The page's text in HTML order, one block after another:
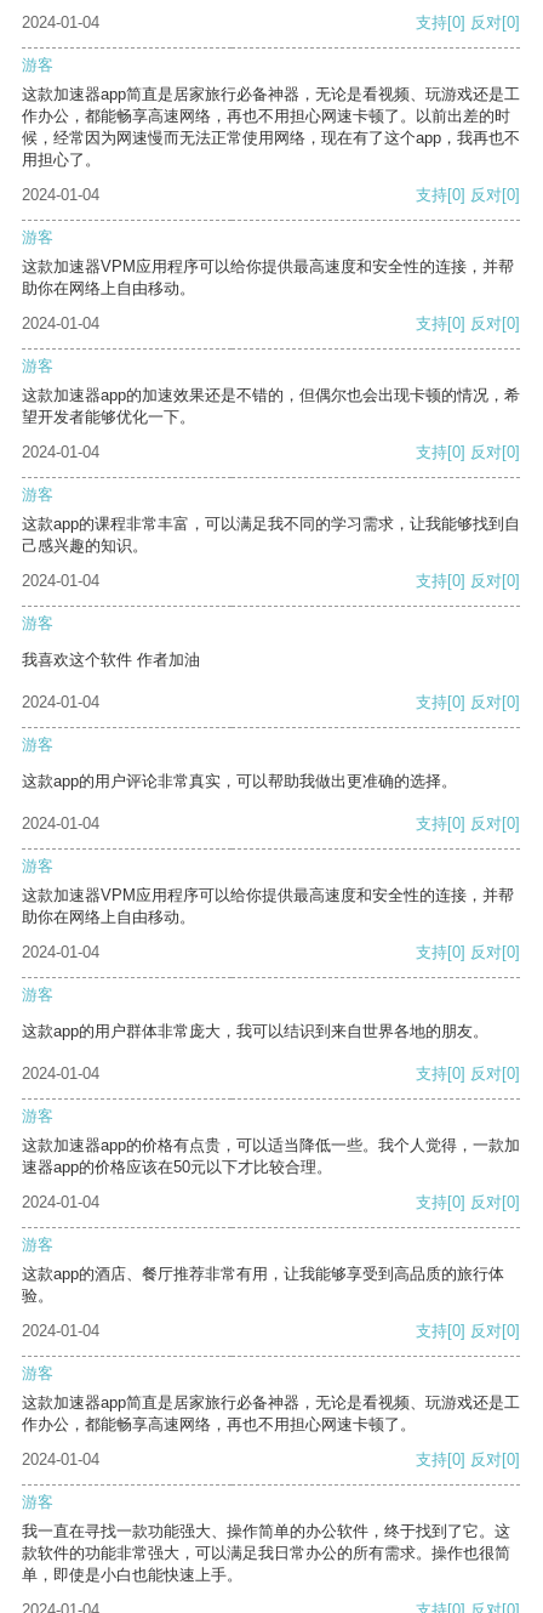
2024-01-04 支持[0] 反对[0]
游客
这款加速器app简直是居家旅行必备神器，无论是看视频、玩游戏还是工
作办公，都能畅享高速网络，再也不用担心网速卡顿了。以前出差的时
候，经常因为网速慢而无法正常使用网络，现在有了这个app，我再也不
用担心了。
2024-01-04
支持[0] 反对[0]
游客
这款加速器VPM应用程序可以给你提供最高速度和安全性的连接，并帮
助你在网络上自由移动。
2024-01-04
支持[0] 反对[0]
游客
这款加速器app的加速效果还是不错的，但偶尔也会出现卡顿的情况，希
望开发者能够优化一下。
2024-01-04
支持[0] 反对[0]
游客
这款app的课程非常丰富，可以满足我不同的学习需求，让我能够找到自
己感兴趣的知识。
2024-01-04
支持[0] 反对[0]
游客
我喜欢这个软件 作者加油
2024-01-04 支持[0] 反对[0]
游客
这款app的用户评论非常真实，可以帮助我做出更准确的选择。
2024-01-04 支持[0] 反对[0]
游客
这款加速器VPM应用程序可以给你提供最高速度和安全性的连接，并帮
助你在网络上自由移动。
2024-01-04
支持[0] 反对[0]
游客
这款app的用户群体非常庞大，我可以结识到来自世界各地的朋友。
2024-01-04 支持[0] 反对[0]
游客
这款加速器app的价格有点贵，可以适当降低一些。我个人觉得，一款加
速器app的价格应该在50元以下才比较合理。
2024-01-04
支持[0] 反对[0]
游客
这款app的酒店、餐厅推荐非常有用，让我能够享受到高品质的旅行体
验。
2024-01-04
支持[0] 反对[0]
游客
这款加速器app简直是居家旅行必备神器，无论是看视频、玩游戏还是工
作办公，都能畅享高速网络，再也不用担心网速卡顿了。
2024-01-04
支持[0] 反对[0]
游客
我一直在寻找一款功能强大、操作简单的办公软件，终于找到了它。这
款软件的功能非常强大，可以满足我日常办公的所有需求。操作也很简
单，即使是小白也能快速上手。